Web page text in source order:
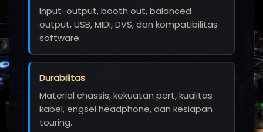
Input-output, booth out, balanced
output, USB, MIDI, DVS, dan kompatibilitas
software.
Durabilitas
Material chassis, kekuatan port, kualitas
kabel, engsel headphone, dan kesiapan
touring.